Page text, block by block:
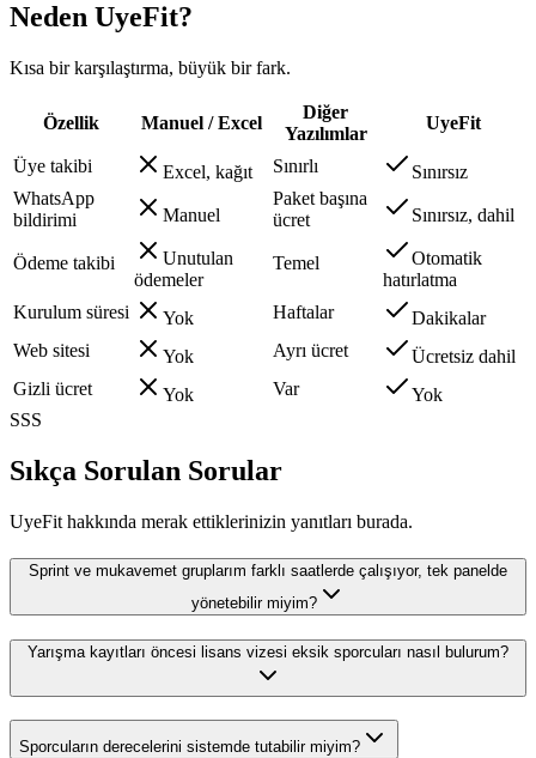
Neden UyeFit?
Kısa bir karşılaştırma, büyük bir fark.
Özellik Manuel / Excel
Diğer
Yazılımlar
UyeFit
Üye takibi Excel, kağıt Sınırlı
Sınırsız
WhatsApp
bildirimi
Manuel
Paket başına
ücret
Sınırsız, dahil
Ödeme takibi
Unutulan
ödemeler
Temel
Otomatik
hatırlatma
Kurulum süresi
Yok Haftalar
Dakikalar
Web sitesi
Yok Ayrı ücret
Ücretsiz dahil
Gizli ücret
Yok Var
Yok
SSS
Sıkça Sorulan Sorular
UyeFit hakkında merak ettiklerinizin yanıtları burada.
Sprint ve mukavemet gruplarım farklı saatlerde çalışıyor, tek panelde
yönetebilir miyim?
Yarışma kayıtları öncesi lisans vizesi eksik sporcuları nasıl bulurum?
Sporcuların derecelerini sistemde tutabilir miyim?